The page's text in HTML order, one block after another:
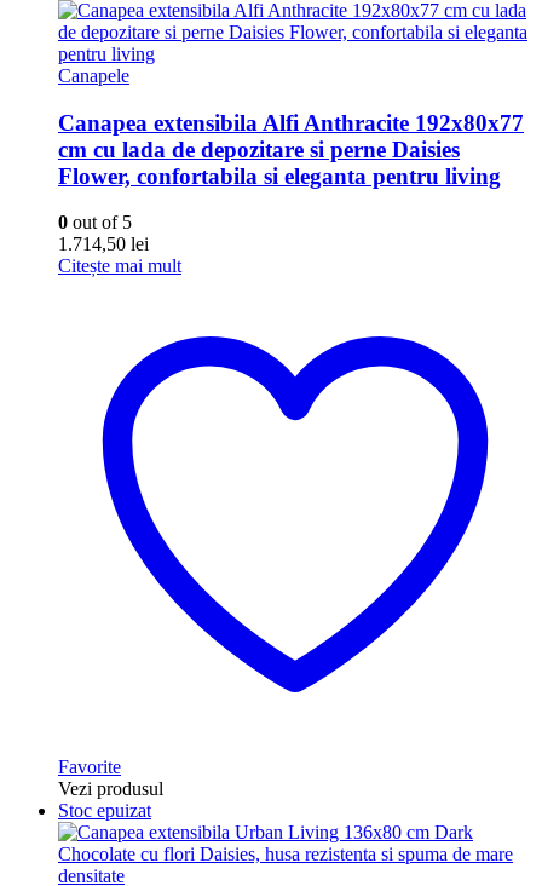
Canapele
Canapea extensibila Alfi Anthracite 192x80x77
cm cu lada de depozitare si perne Daisies
Flower, confortabila si eleganta pentru living
0 out of 5
1.714,50 lei
Citește mai mult
Favorite
Vezi produsul
Stoc epuizat